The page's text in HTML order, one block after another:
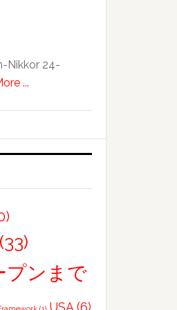
24-
...
…
(33)
プンまで
USA (6)